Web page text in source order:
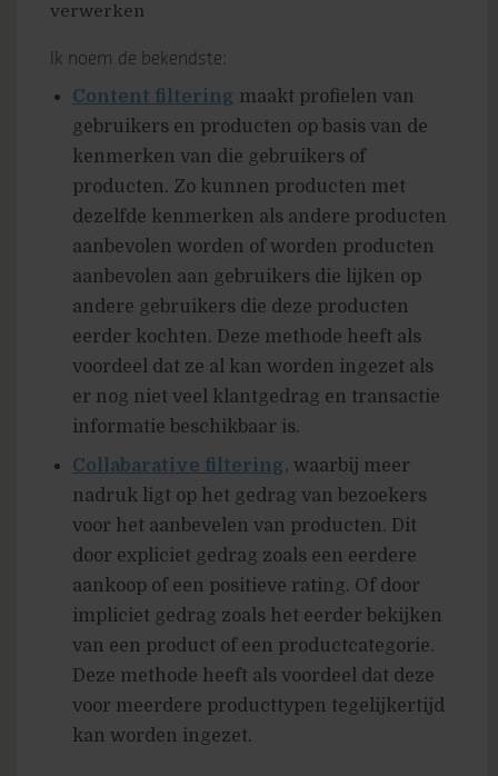
verwerken
Ik noem de bekendste:
Content filtering maakt profielen van
gebruikers en producten op basis van de
kenmerken van die gebruikers of
producten. Zo kunnen producten met
dezelfde kenmerken als andere producten
aanbevolen worden of worden producten
aanbevolen aan gebruikers die lijken op
andere gebruikers die deze producten
eerder kochten. Deze methode heeft als
voordeel dat ze al kan worden ingezet als
er nog niet veel klantgedrag en transactie
informatie beschikbaar is.
Collabarative filtering, waarbij meer
nadruk ligt op het gedrag van bezoekers
voor het aanbevelen van producten. Dit
door expliciet gedrag zoals een eerdere
aankoop of een positieve rating. Of door
impliciet gedrag zoals het eerder bekijken
van een product of een productcategorie.
Deze methode heeft als voordeel dat deze
voor meerdere producttypen tegelijkertijd
kan worden ingezet.